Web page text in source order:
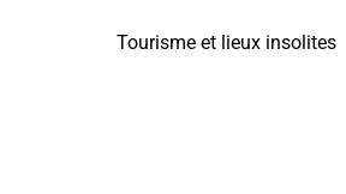
Tourisme et lieux insolites